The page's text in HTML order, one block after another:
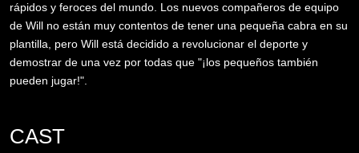
rápidos y feroces del mundo. Los nuevos compañeros de equipo
de Will no están muy contentos de tener una pequeña cabra en su
plantilla, pero Will está decidido a revolucionar el deporte y
demostrar de una vez por todas que "¡los pequeños también
pueden jugar!".
CAST